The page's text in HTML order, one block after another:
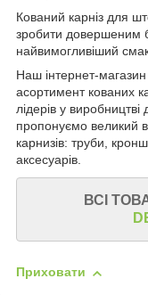
Кований карніз для
зробити довершеним
найвимогливіший
Наш інтернет-
асортимент кованих
лідерів у
пропонуємо великий
карнизів: труби,
аксесуарів.
ВСІ
Приховати